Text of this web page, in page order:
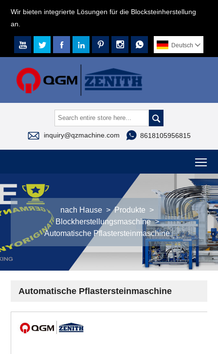
Wir bieten integrierte Lösungen für die Blocksteinherstellung
an.
       Deutsch 

 inquiry@qzmachine.com  8618105956815
nach Hause > Produkte >
Blockherstellungsmaschine >
Automatische Pflastersteinmaschine
Automatische Pflastersteinmaschine